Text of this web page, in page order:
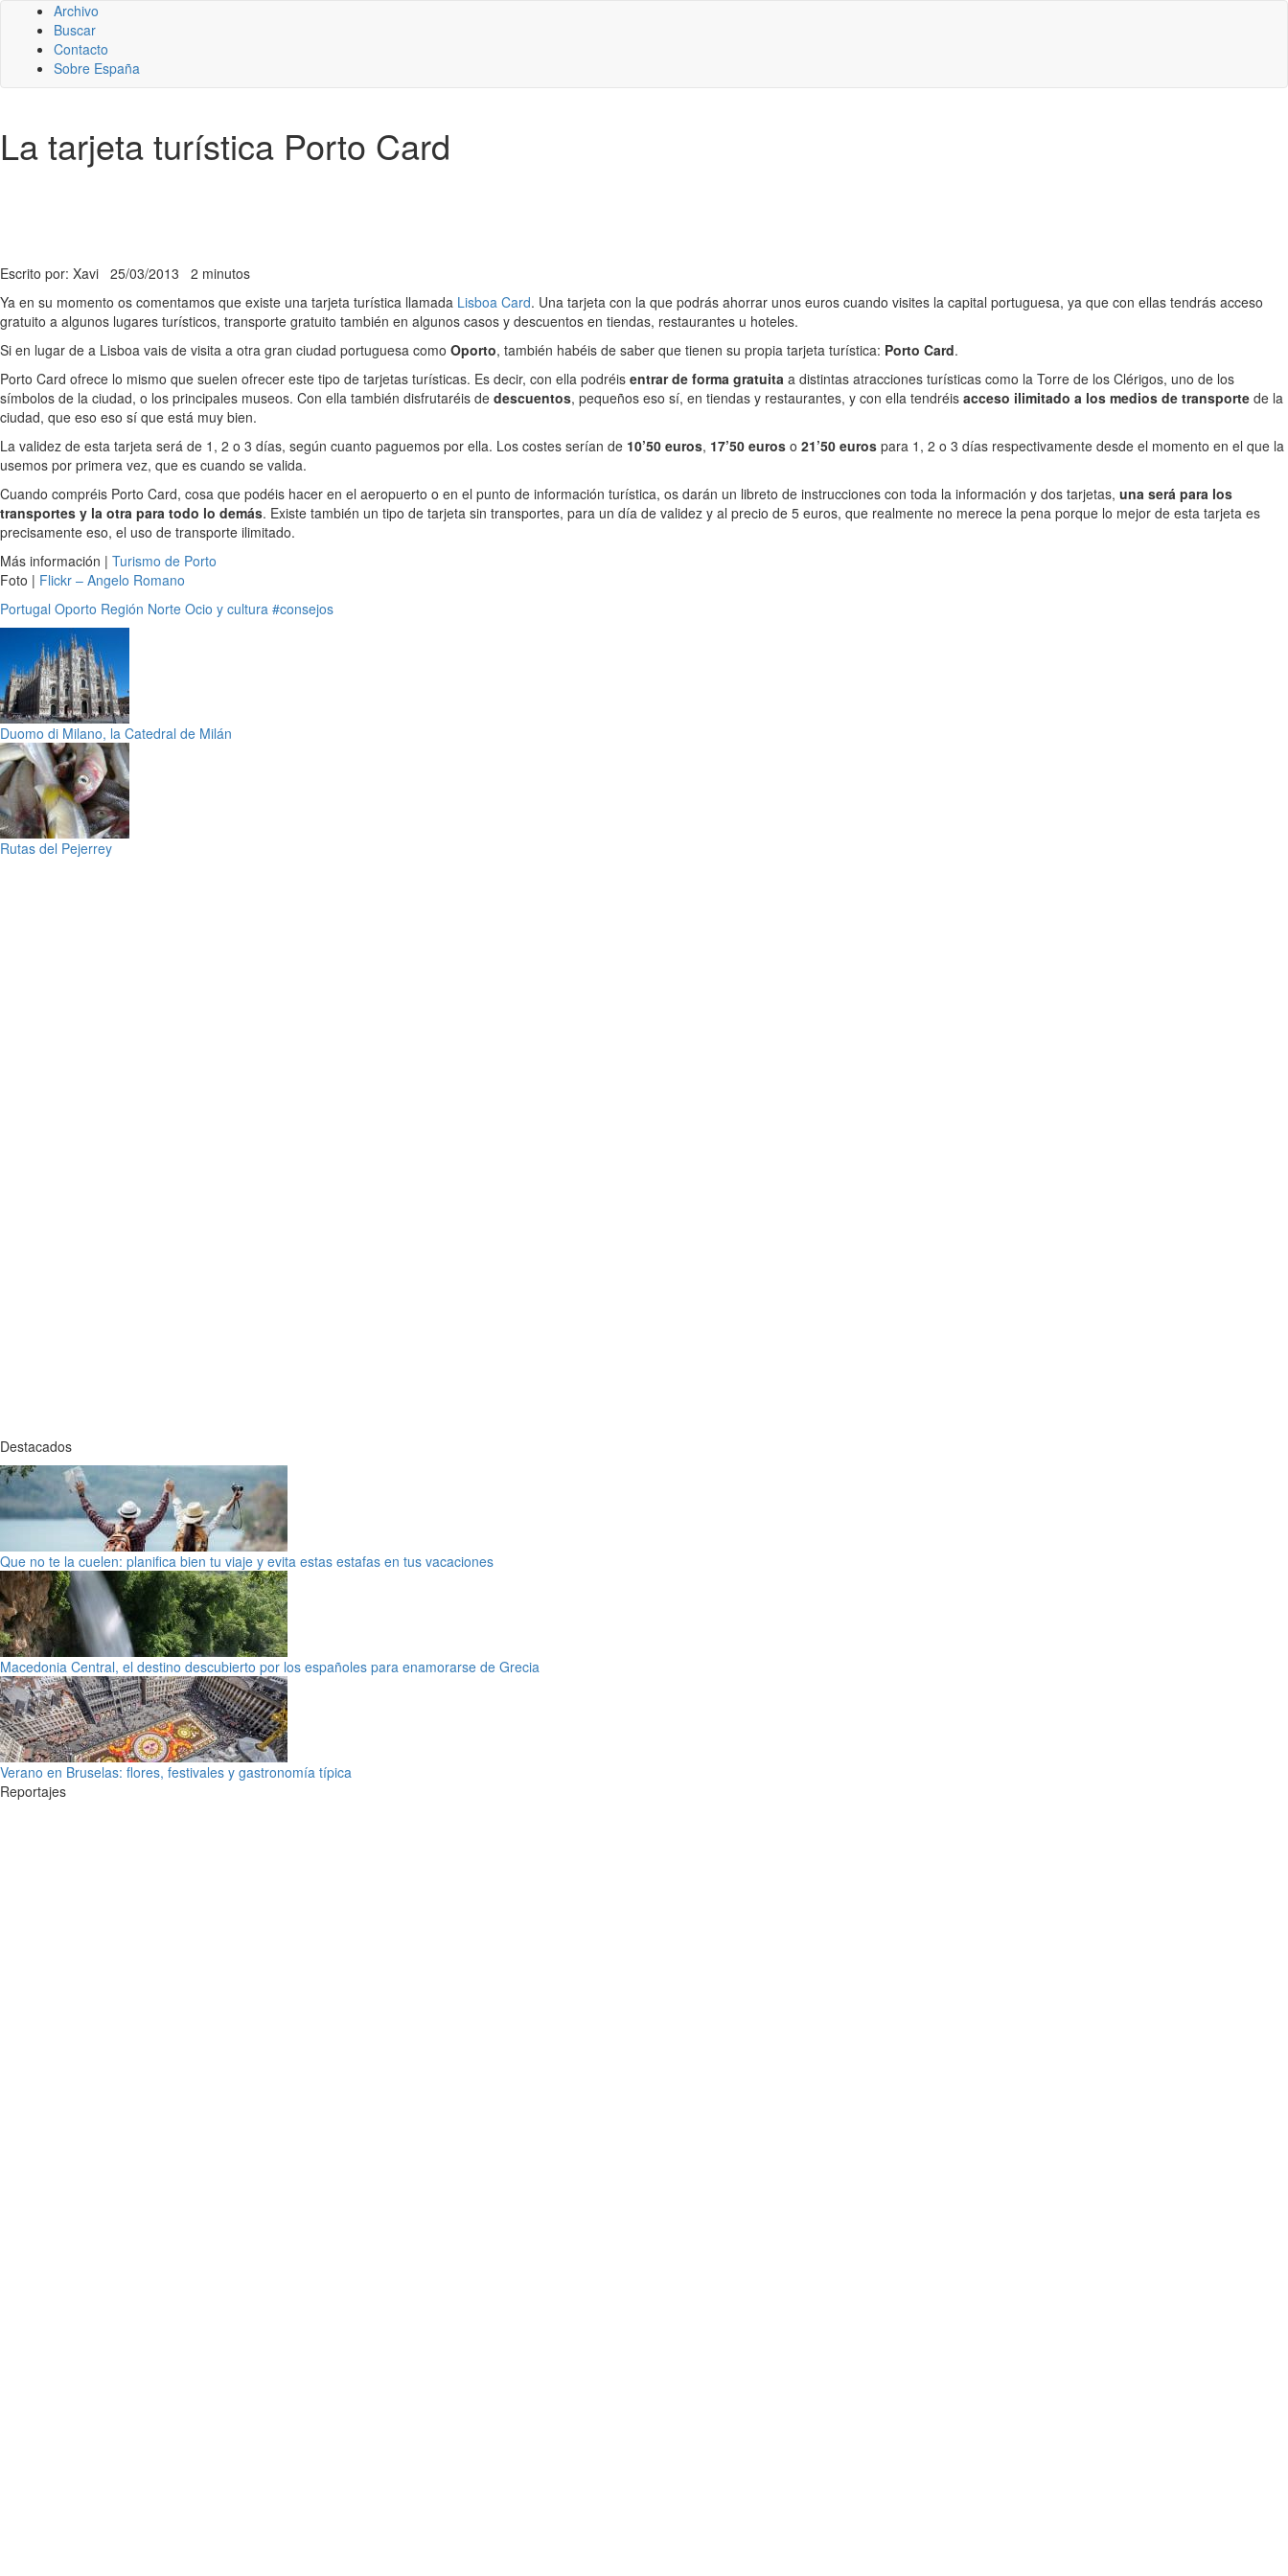
Archivo
Buscar
Contacto
Sobre España
La tarjeta turística Porto Card
Escrito por: Xavi 25/03/2013 2 minutos
Ya en su momento os comentamos que existe una tarjeta turística llamada Lisboa Card. Una tarjeta con la que podrás ahorrar unos euros cuando visites la capital portuguesa, ya que con ellas tendrás acceso
gratuito a algunos lugares turísticos, transporte gratuito también en algunos casos y descuentos en tiendas, restaurantes u hoteles.
Si en lugar de a Lisboa vais de visita a otra gran ciudad portuguesa como Oporto, también habéis de saber que tienen su propia tarjeta turística: Porto Card.
Porto Card ofrece lo mismo que suelen ofrecer este tipo de tarjetas turísticas. Es decir, con ella podréis entrar de forma gratuita a distintas atracciones turísticas como la Torre de los Clérigos, uno de los
símbolos de la ciudad, o los principales museos. Con ella también disfrutaréis de descuentos, pequeños eso sí, en tiendas y restaurantes, y con ella tendréis acceso ilimitado a los medios de transporte de la
ciudad, que eso eso sí que está muy bien.
La validez de esta tarjeta será de 1, 2 o 3 días, según cuanto paguemos por ella. Los costes serían de 10’50 euros, 17’50 euros o 21’50 euros para 1, 2 o 3 días respectivamente desde el momento en el que la
usemos por primera vez, que es cuando se valida.
Cuando compréis Porto Card, cosa que podéis hacer en el aeropuerto o en el punto de información turística, os darán un libreto de instrucciones con toda la información y dos tarjetas, una será para los
transportes y la otra para todo lo demás. Existe también un tipo de tarjeta sin transportes, para un día de validez y al precio de 5 euros, que realmente no merece la pena porque lo mejor de esta tarjeta es
precisamente eso, el uso de transporte ilimitado.
Más información | Turismo de Porto
Foto | Flickr – Angelo Romano
Portugal Oporto Región Norte Ocio y cultura #consejos
Duomo di Milano, la Catedral de Milán
Rutas del Pejerrey
Destacados
Que no te la cuelen: planifica bien tu viaje y evita estas estafas en tus vacaciones
Macedonia Central, el destino descubierto por los españoles para enamorarse de Grecia
Verano en Bruselas: flores, festivales y gastronomía típica
Reportajes